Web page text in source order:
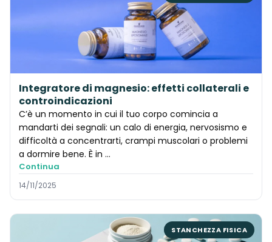
Integratore di magnesio: effetti collaterali e
controindicazioni
C’è un momento in cui il tuo corpo comincia a
mandarti dei segnali: un calo di energia, nervosismo e
difficoltà a concentrarti, crampi muscolari o problemi
a dormire bene. È in …
Continua
14/11/2025
STANCHEZZA FISICA